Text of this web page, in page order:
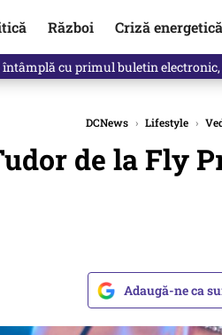
Război Criză energetică
întâmplă cu primul buletin
DCNews › Lifestyle ›
de la Fly
Adaugă-ne ca